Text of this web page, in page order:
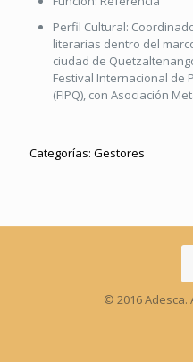
Perfil Cultural:
literarias dentro del
ciudad de
Festival Internacional de
(FIPQ), con Asociación
Categorías: Gestores
© 2016 Adesca.